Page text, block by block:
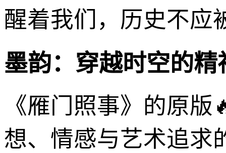
醒着我们，历史不应
墨韵：穿越时空的精
《雁门照事》的原
想、情感与艺术追求